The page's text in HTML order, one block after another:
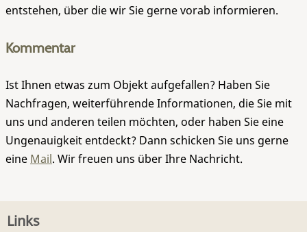
entstehen, über die wir Sie gerne vorab informieren.
Kommentar
Ist Ihnen etwas zum Objekt aufgefallen? Haben Sie
Nachfragen, weiterführende Informationen, die Sie mit
uns und anderen teilen möchten, oder haben Sie eine
Ungenauigkeit entdeckt? Dann schicken Sie uns gerne
eine Mail. Wir freuen uns über Ihre Nachricht.
Links